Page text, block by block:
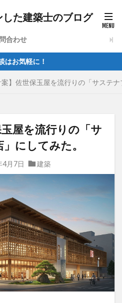
した建築士のブログ
合わせ
気軽に！
案】佐世保玉屋を流行りの「サステ
玉屋を流行りの「サ
にしてみた。
4月7日 建築